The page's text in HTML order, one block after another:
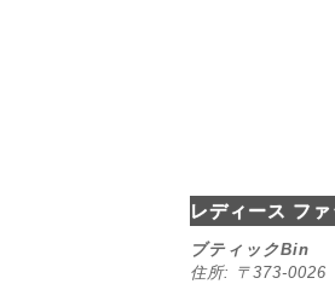
レディース フ
ブティックBin
住所: 〒373-